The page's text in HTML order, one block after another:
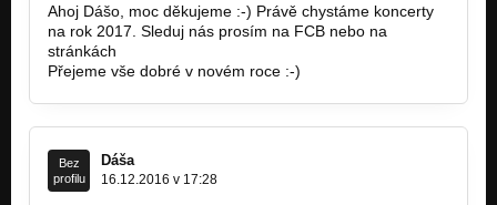
Ahoj Dášo, moc děkujeme :-) Právě chystáme koncerty
na rok 2017. Sleduj nás prosím na FCB nebo na
stránkách
Přejeme vše dobré v novém roce :-)
Bez
profilu
Dáša
16.12.2016 v 17:28